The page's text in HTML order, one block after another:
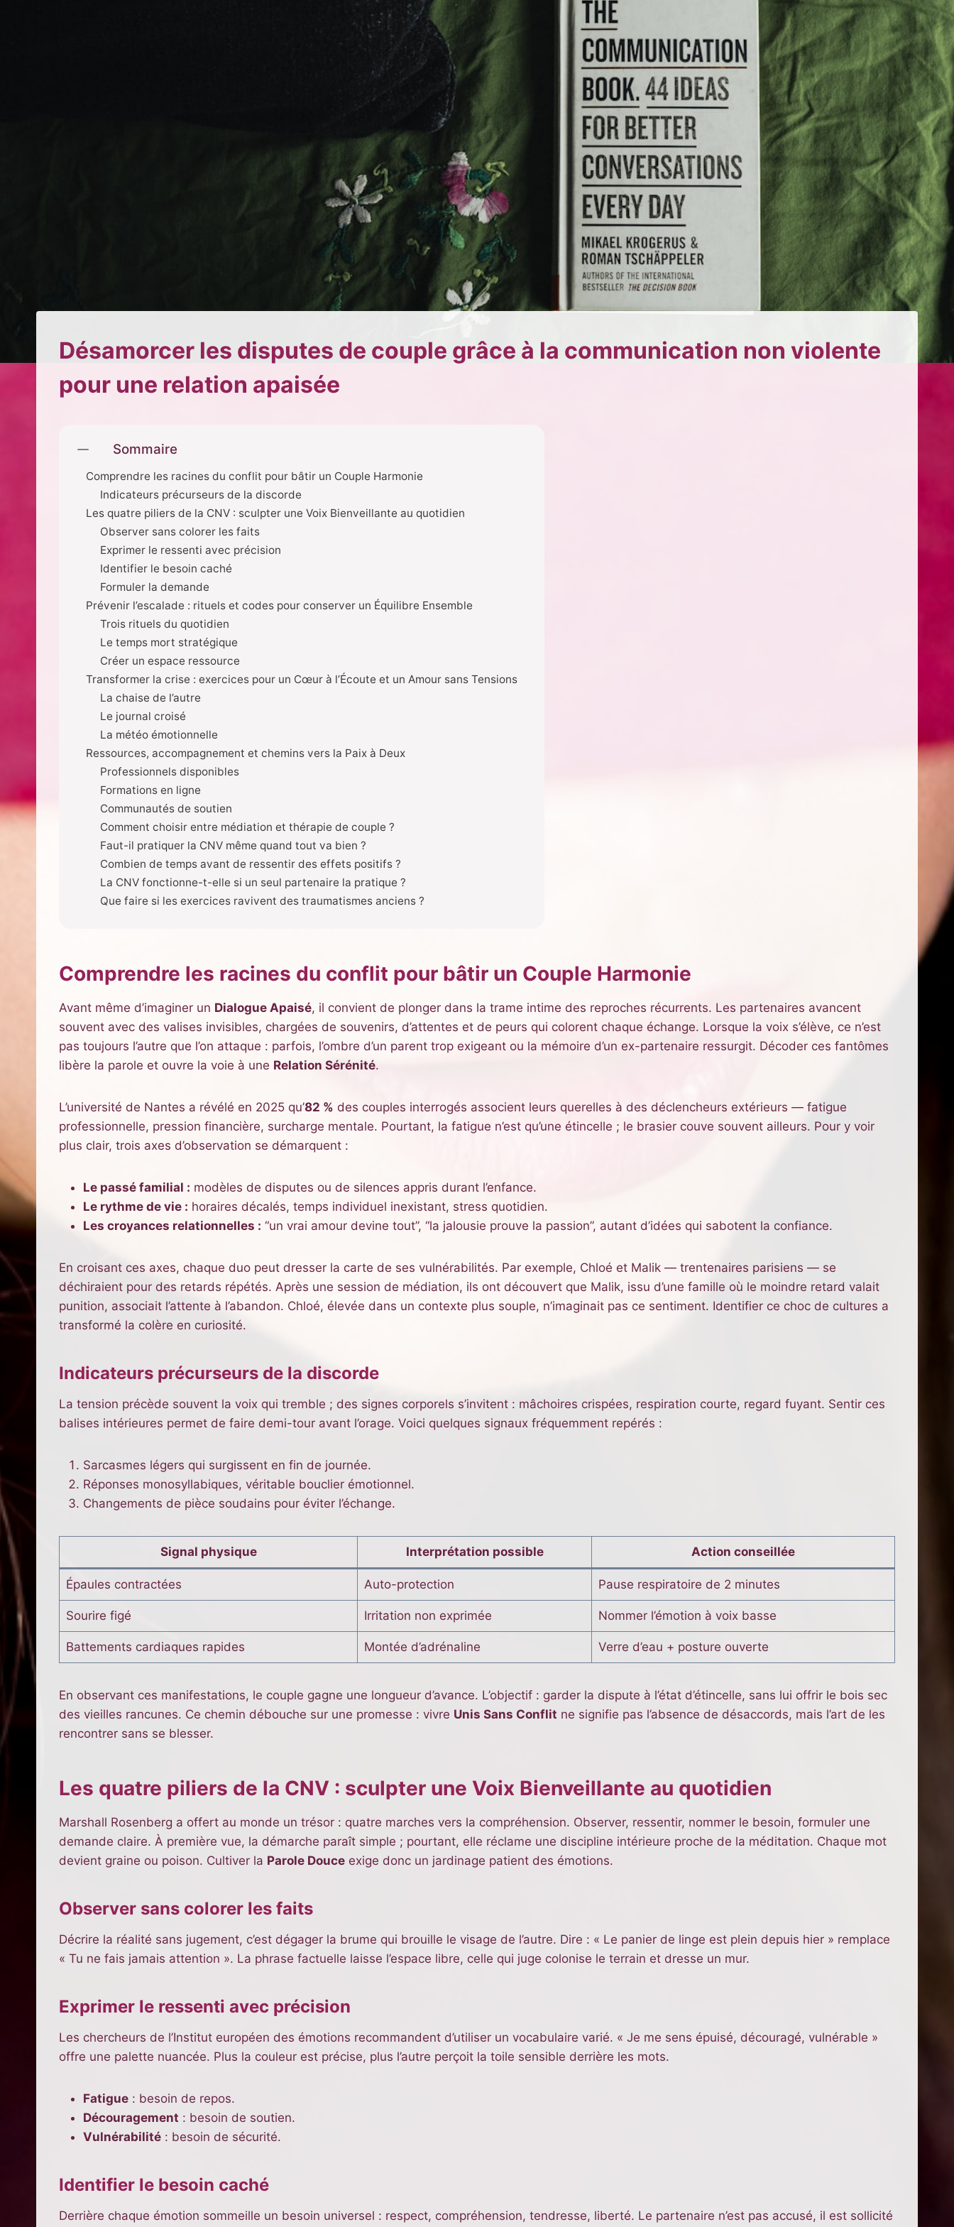
Désamorcer les disputes de couple grâce à la communication non violente
pour une relation apaisée
Sommaire
Comprendre les racines du conflit pour bâtir un Couple Harmonie
Indicateurs précurseurs de la discorde
Les quatre piliers de la CNV : sculpter une Voix Bienveillante au quotidien
Observer sans colorer les faits
Exprimer le ressenti avec précision
Identifier le besoin caché
Formuler la demande
Prévenir l’escalade : rituels et codes pour conserver un Équilibre Ensemble
Trois rituels du quotidien
Le temps mort stratégique
Créer un espace ressource
Transformer la crise : exercices pour un Cœur à l’Écoute et un Amour sans Tensions
La chaise de l’autre
Le journal croisé
La météo émotionnelle
Ressources, accompagnement et chemins vers la Paix à Deux
Professionnels disponibles
Formations en ligne
Communautés de soutien
Comment choisir entre médiation et thérapie de couple ?
Faut-il pratiquer la CNV même quand tout va bien ?
Combien de temps avant de ressentir des effets positifs ?
La CNV fonctionne-t-elle si un seul partenaire la pratique ?
Que faire si les exercices ravivent des traumatismes anciens ?
Comprendre les racines du conflit pour bâtir un Couple Harmonie
Avant même d’imaginer un Dialogue Apaisé, il convient de plonger dans la trame intime des reproches récurrents. Les partenaires avancent
souvent avec des valises invisibles, chargées de souvenirs, d’attentes et de peurs qui colorent chaque échange. Lorsque la voix s’élève, ce n’est
pas toujours l’autre que l’on attaque : parfois, l’ombre d’un parent trop exigeant ou la mémoire d’un ex-partenaire ressurgit. Décoder ces fantômes
libère la parole et ouvre la voie à une Relation Sérénité.
L’université de Nantes a révélé en 2025 qu’82 % des couples interrogés associent leurs querelles à des déclencheurs extérieurs — fatigue
professionnelle, pression financière, surcharge mentale. Pourtant, la fatigue n’est qu’une étincelle ; le brasier couve souvent ailleurs. Pour y voir
plus clair, trois axes d’observation se démarquent :
Le passé familial : modèles de disputes ou de silences appris durant l’enfance.
Le rythme de vie : horaires décalés, temps individuel inexistant, stress quotidien.
Les croyances relationnelles : “un vrai amour devine tout”, “la jalousie prouve la passion”, autant d’idées qui sabotent la confiance.
En croisant ces axes, chaque duo peut dresser la carte de ses vulnérabilités. Par exemple, Chloé et Malik — trentenaires parisiens — se
déchiraient pour des retards répétés. Après une session de médiation, ils ont découvert que Malik, issu d’une famille où le moindre retard valait
punition, associait l’attente à l’abandon. Chloé, élevée dans un contexte plus souple, n’imaginait pas ce sentiment. Identifier ce choc de cultures a
transformé la colère en curiosité.
Indicateurs précurseurs de la discorde
La tension précède souvent la voix qui tremble ; des signes corporels s’invitent : mâchoires crispées, respiration courte, regard fuyant. Sentir ces
balises intérieures permet de faire demi-tour avant l’orage. Voici quelques signaux fréquemment repérés :
Sarcasmes légers qui surgissent en fin de journée.
Réponses monosyllabiques, véritable bouclier émotionnel.
Changements de pièce soudains pour éviter l’échange.
Signal physique Interprétation possible Action conseillée
Épaules contractées Auto-protection Pause respiratoire de 2 minutes
Sourire figé Irritation non exprimée Nommer l’émotion à voix basse
Battements cardiaques rapides Montée d’adrénaline Verre d’eau + posture ouverte
En observant ces manifestations, le couple gagne une longueur d’avance. L’objectif : garder la dispute à l’état d’étincelle, sans lui offrir le bois sec
des vieilles rancunes. Ce chemin débouche sur une promesse : vivre Unis Sans Conflit ne signifie pas l’absence de désaccords, mais l’art de les
rencontrer sans se blesser.
Les quatre piliers de la CNV : sculpter une Voix Bienveillante au quotidien
Marshall Rosenberg a offert au monde un trésor : quatre marches vers la compréhension. Observer, ressentir, nommer le besoin, formuler une
demande claire. À première vue, la démarche paraît simple ; pourtant, elle réclame une discipline intérieure proche de la méditation. Chaque mot
devient graine ou poison. Cultiver la Parole Douce exige donc un jardinage patient des émotions.
Observer sans colorer les faits
Décrire la réalité sans jugement, c’est dégager la brume qui brouille le visage de l’autre. Dire : « Le panier de linge est plein depuis hier » remplace
« Tu ne fais jamais attention ». La phrase factuelle laisse l’espace libre, celle qui juge colonise le terrain et dresse un mur.
Exprimer le ressenti avec précision
Les chercheurs de l’Institut européen des émotions recommandent d’utiliser un vocabulaire varié. « Je me sens épuisé, découragé, vulnérable »
offre une palette nuancée. Plus la couleur est précise, plus l’autre perçoit la toile sensible derrière les mots.
Fatigue : besoin de repos.
Découragement : besoin de soutien.
Vulnérabilité : besoin de sécurité.
Identifier le besoin caché
Derrière chaque émotion sommeille un besoin universel : respect, compréhension, tendresse, liberté. Le partenaire n’est pas accusé, il est sollicité